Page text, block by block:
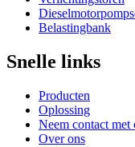
Belastingbank
Snelle links
Producten
Oplossing
Neem contact met
Over ons